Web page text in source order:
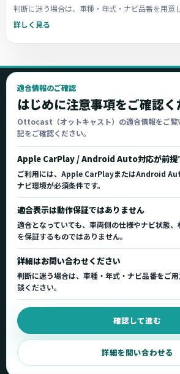
判断に迷う場合は、車種・年式・ナビ品番を用意
詳しく見る
適合情報のご確認
はじめに注意事項をご確認く
Ottocast（オットキャスト）の適合情報をご覧
記をご確認ください。
Apple CarPlay / Android Auto対応が前提
ご利用には、Apple CarPlayまたはAndroid
ナビ環境が必須条件です。
適合表示は動作保証ではありません
適合となっていても、車両側の仕様やナビ状態
を保証するものではありません。
詳細はお問い合わせください
判断に迷う場合は、車種・年式・ナビ品番をご
談ください。
確認して進む
詳細を問い合わせる
Ottocast
オットキャスト
Ottocast正規販売代理店 Azgate株式会社
Ottocast（オットキャスト）の製品情報、車
合、サポート情報を日本国内向けに整理し
ます。
正規販売代理店 車種適合情報 国内サポート窓口
製品を探す
製品一覧
車種適合を確認
用途から製品を選ぶ
取扱店舗・購入先
弊社販売ストアへ
Q&A・
起動不良